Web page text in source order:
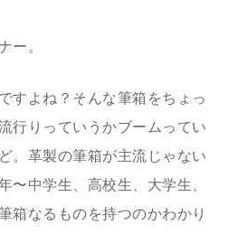
ー。
すよね？そんな筆箱をちょっ
行りっていうかブームってい
。革製の筆箱が主流じゃない
〜中学生、高校生、大学生、
箱なるものを持つのかわかり